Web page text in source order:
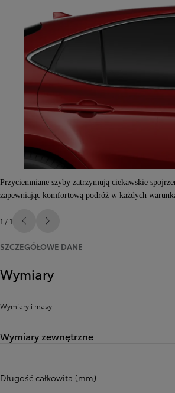
Przyciemniane szyby zatrzymują ciekawskie
zapewniając komfortową podróż w każdych
1 / 1 PoprzedniNastępny
SZCZEGÓŁOWE DANE
Wymiary
Wymiary i masy
Wymiary zewnętrzne
Długość całkowita (mm)